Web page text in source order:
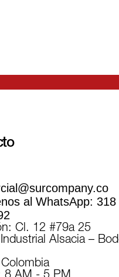
al WhatsApp: 318
Cl. 12 #79a 25
Alsacia –